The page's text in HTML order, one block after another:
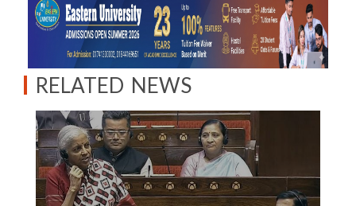
RELATED NEWS